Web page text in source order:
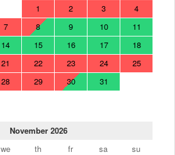
1
2 3
4
7 8 9 10
11
14 15 16 17
18
21 22 23 24
25
28 29 30 31
November 2026
we th fr sa
su